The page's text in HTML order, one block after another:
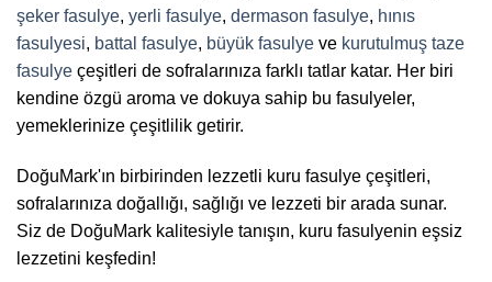
şeker fasulye, yerli fasulye, dermason fasulye, hınıs
fasulyesi, battal fasulye, büyük fasulye ve kurutulmuş taze
fasulye çeşitleri de sofralarınıza farklı tatlar katar. Her biri
kendine özgü aroma ve dokuya sahip bu fasulyeler,
yemeklerinize çeşitlilik getirir.
DoğuMark'ın birbirinden lezzetli kuru fasulye çeşitleri,
sofralarınıza doğallığı, sağlığı ve lezzeti bir arada sunar.
Siz de DoğuMark kalitesiyle tanışın, kuru fasulyenin eşsiz
lezzetini keşfedin!